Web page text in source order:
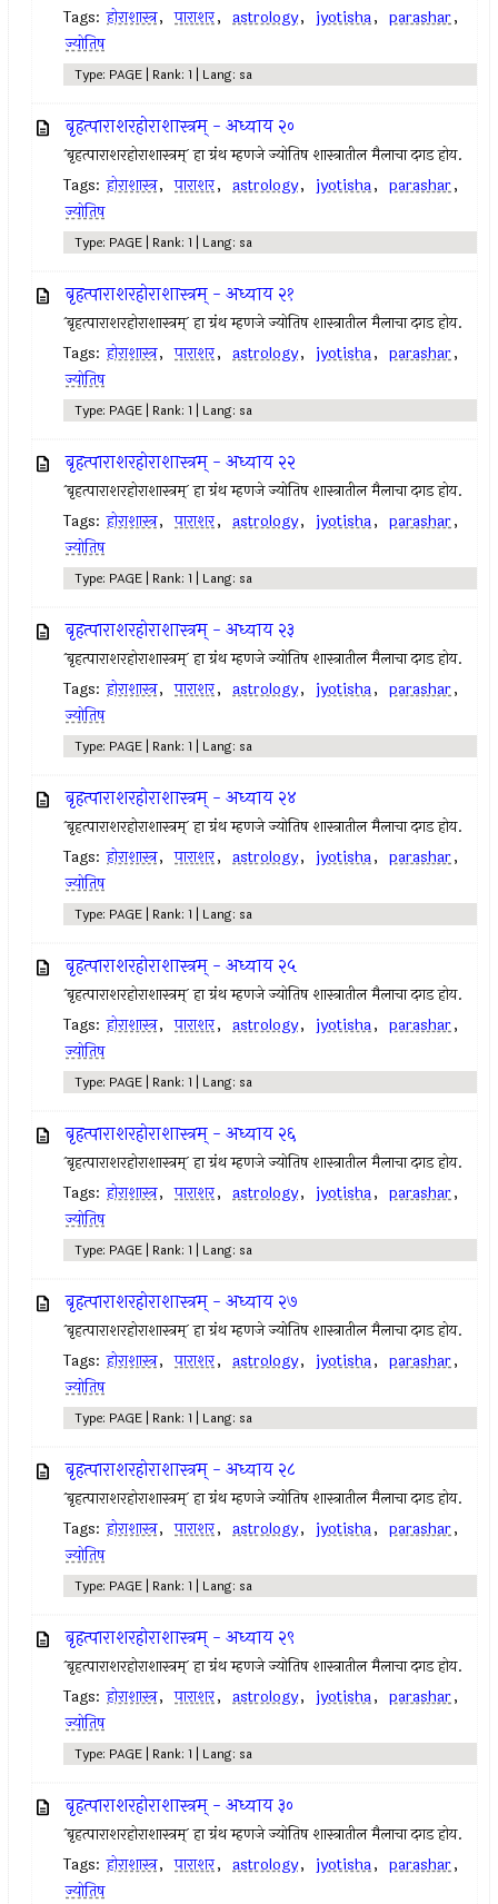
Tags: होराशास्त्र, पाराशर, astrology, jyotisha, parashar,
ज्योतिष
Type: PAGE | Rank: 1 | Lang: sa
बृहत्पाराशरहोराशास्त्रम् - अध्याय २०
`बृहत्पाराशरहोराशास्त्रम्` हा ग्रंथ म्हणजे ज्योतिष शास्त्रातील मैलाचा दगड होय.
Tags: होराशास्त्र, पाराशर, astrology, jyotisha, parashar,
ज्योतिष
Type: PAGE | Rank: 1 | Lang: sa
बृहत्पाराशरहोराशास्त्रम् - अध्याय २१
`बृहत्पाराशरहोराशास्त्रम्` हा ग्रंथ म्हणजे ज्योतिष शास्त्रातील मैलाचा दगड होय.
Tags: होराशास्त्र, पाराशर, astrology, jyotisha, parashar,
ज्योतिष
Type: PAGE | Rank: 1 | Lang: sa
बृहत्पाराशरहोराशास्त्रम् - अध्याय २२
`बृहत्पाराशरहोराशास्त्रम्` हा ग्रंथ म्हणजे ज्योतिष शास्त्रातील मैलाचा दगड होय.
Tags: होराशास्त्र, पाराशर, astrology, jyotisha, parashar,
ज्योतिष
Type: PAGE | Rank: 1 | Lang: sa
बृहत्पाराशरहोराशास्त्रम् - अध्याय २३
`बृहत्पाराशरहोराशास्त्रम्` हा ग्रंथ म्हणजे ज्योतिष शास्त्रातील मैलाचा दगड होय.
Tags: होराशास्त्र, पाराशर, astrology, jyotisha, parashar,
ज्योतिष
Type: PAGE | Rank: 1 | Lang: sa
बृहत्पाराशरहोराशास्त्रम् - अध्याय २४
`बृहत्पाराशरहोराशास्त्रम्` हा ग्रंथ म्हणजे ज्योतिष शास्त्रातील मैलाचा दगड होय.
Tags: होराशास्त्र, पाराशर, astrology, jyotisha, parashar,
ज्योतिष
Type: PAGE | Rank: 1 | Lang: sa
बृहत्पाराशरहोराशास्त्रम् - अध्याय २५
`बृहत्पाराशरहोराशास्त्रम्` हा ग्रंथ म्हणजे ज्योतिष शास्त्रातील मैलाचा दगड होय.
Tags: होराशास्त्र, पाराशर, astrology, jyotisha, parashar,
ज्योतिष
Type: PAGE | Rank: 1 | Lang: sa
बृहत्पाराशरहोराशास्त्रम् - अध्याय २६
`बृहत्पाराशरहोराशास्त्रम्` हा ग्रंथ म्हणजे ज्योतिष शास्त्रातील मैलाचा दगड होय.
Tags: होराशास्त्र, पाराशर, astrology, jyotisha, parashar,
ज्योतिष
Type: PAGE | Rank: 1 | Lang: sa
बृहत्पाराशरहोराशास्त्रम् - अध्याय २७
`बृहत्पाराशरहोराशास्त्रम्` हा ग्रंथ म्हणजे ज्योतिष शास्त्रातील मैलाचा दगड होय.
Tags: होराशास्त्र, पाराशर, astrology, jyotisha, parashar,
ज्योतिष
Type: PAGE | Rank: 1 | Lang: sa
बृहत्पाराशरहोराशास्त्रम् - अध्याय २८
`बृहत्पाराशरहोराशास्त्रम्` हा ग्रंथ म्हणजे ज्योतिष शास्त्रातील मैलाचा दगड होय.
Tags: होराशास्त्र, पाराशर, astrology, jyotisha, parashar,
ज्योतिष
Type: PAGE | Rank: 1 | Lang: sa
बृहत्पाराशरहोराशास्त्रम् - अध्याय २९
`बृहत्पाराशरहोराशास्त्रम्` हा ग्रंथ म्हणजे ज्योतिष शास्त्रातील मैलाचा दगड होय.
Tags: होराशास्त्र, पाराशर, astrology, jyotisha, parashar,
ज्योतिष
Type: PAGE | Rank: 1 | Lang: sa
बृहत्पाराशरहोराशास्त्रम् - अध्याय ३०
`बृहत्पाराशरहोराशास्त्रम्` हा ग्रंथ म्हणजे ज्योतिष शास्त्रातील मैलाचा दगड होय.
Tags: होराशास्त्र, पाराशर, astrology, jyotisha, parashar,
ज्योतिष